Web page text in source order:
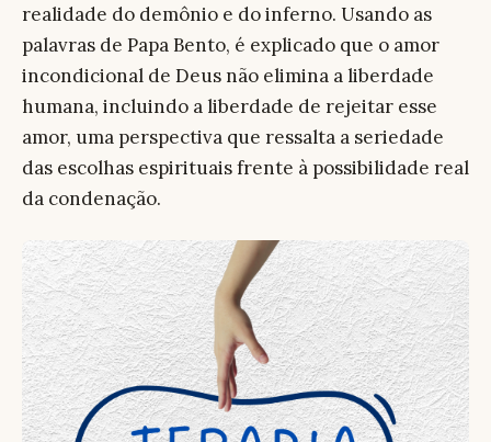
realidade do demônio e do inferno. Usando as
palavras de Papa Bento, é explicado que o amor
incondicional de Deus não elimina a liberdade
humana, incluindo a liberdade de rejeitar esse
amor, uma perspectiva que ressalta a seriedade
das escolhas espirituais frente à possibilidade real
da condenação.